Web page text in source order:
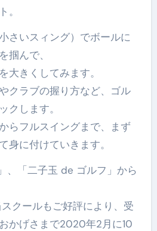
。
さいスィング）でボールに
掴んで、
大きくしてみます。
クラブの握り方など、ゴル
クします。
らフルスイングまで、まず
身に付けていきます。
「二子玉 de ゴルフ」から
クールもご好評により、受
かげさまで2020年2月に10